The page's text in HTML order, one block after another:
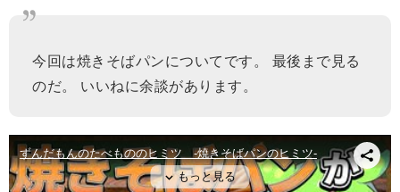
今回は焼きそばパンについてです。 最後まで見る
のだ。 いいねに余談があります。